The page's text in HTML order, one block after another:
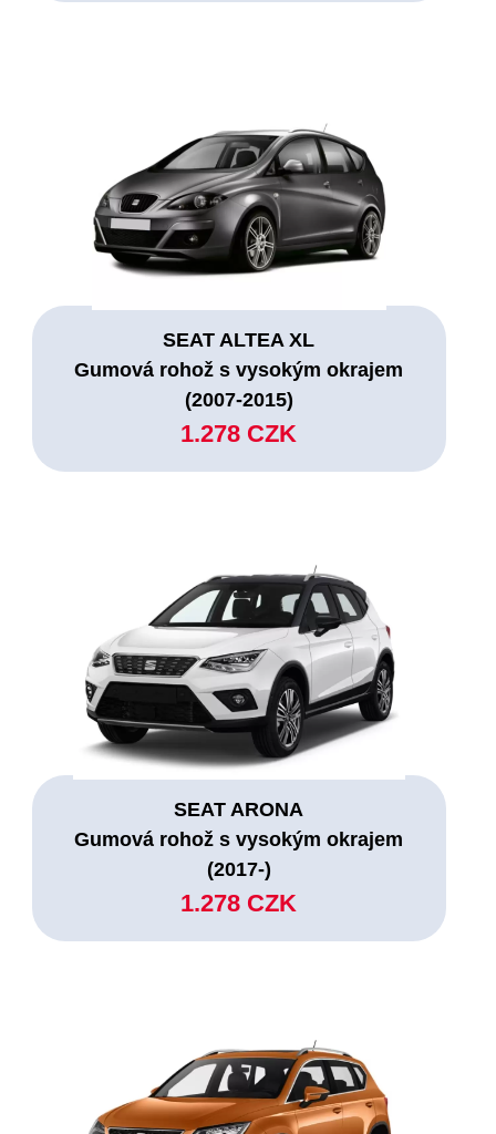
SEAT ALTEA XL
Gumová rohož s vysokým okrajem
(2007-2015)
1.278 CZK
SEAT ARONA
Gumová rohož s vysokým okrajem
(2017-)
1.278 CZK